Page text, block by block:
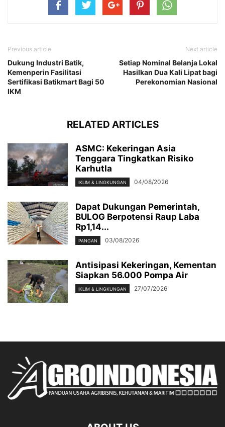
Previous article
Dukung Industri Batik,
Kemenperin Fasilitasi
Sertifikasi Batikmart Bagi 50
IKM
Next article
Setiap Nominal Belanja Lokal
Hasilkan Dua Kali Lipat bagi
Perekonomian Nasional
RELATED ARTICLES
ASMC: Kekeringan Asia
Tenggara Tingkatkan Risiko
Karhutla
IKLIM & LINGKUNGAN 04/08/2026
Dapat Dukungan Pemerintah,
BULOG Berpotensi Raup Laba
Rp1,14...
PANGAN 03/08/2026
Antisipasi Kekeringan, Kementan
Siapkan 56.000 Pompa Air
IKLIM & LINGKUNGAN 27/07/2026